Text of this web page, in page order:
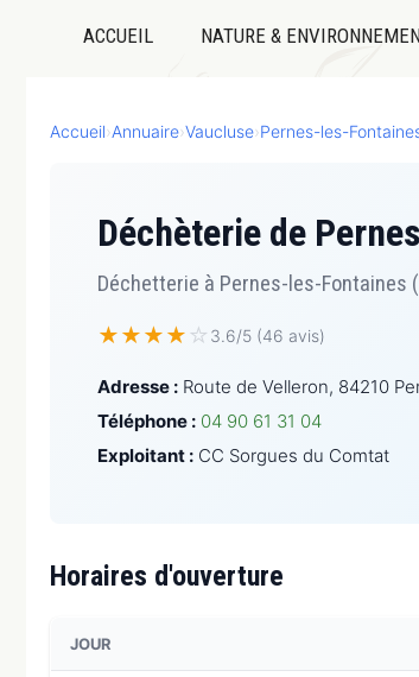
ACCUEIL NATURE &
Accueil›Annuaire›Vaucluse›Pernes-les-
Déchèterie de
Déchetterie à Pernes-les-Fontaines
★★★★ ☆ 3.6/5 (46 avis)
Adresse : Route de Velleron, 84210
Téléphone : 04 90 61 31 04
Exploitant : CC Sorgues du Comtat
Horaires d'ouverture
JOUR